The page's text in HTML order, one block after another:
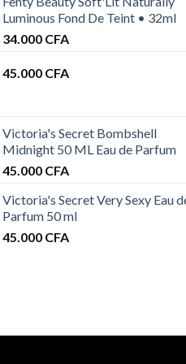
Luminous Fond De Teint • 32ml
34.000 CFA
45.000 CFA
Victoria's Secret Bombshell
Midnight 50 ML Eau de Parfum
45.000 CFA
Victoria's Secret Very Sexy Eau
Parfum 50 ml
45.000 CFA